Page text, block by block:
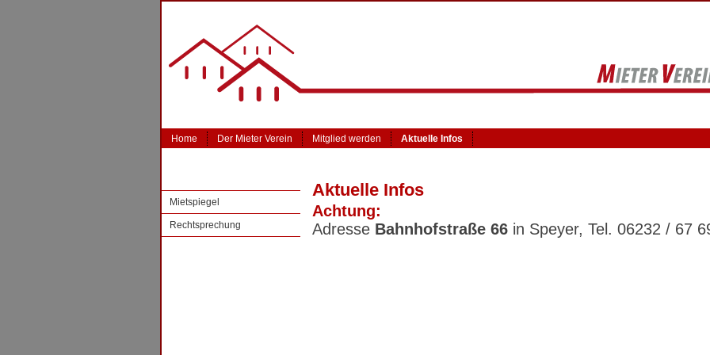
Home Der Mieter Verein Mitglied werden Aktuelle Infos
Mietspiegel
Rechtsprechung
Aktuelle Infos
Achtung:
Adresse Bahnhofstraße 66in Speyer, Tel. 06232 / 67